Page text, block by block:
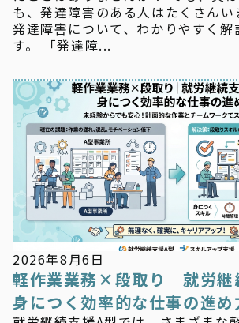
も、発達障害のある人はたくさんい
発達障害について、わかりやすく解
す。 「発達障...
新着情報
2026年8月6日
軽作業業務×段取り｜就労継
身につく効率的な仕事の進め